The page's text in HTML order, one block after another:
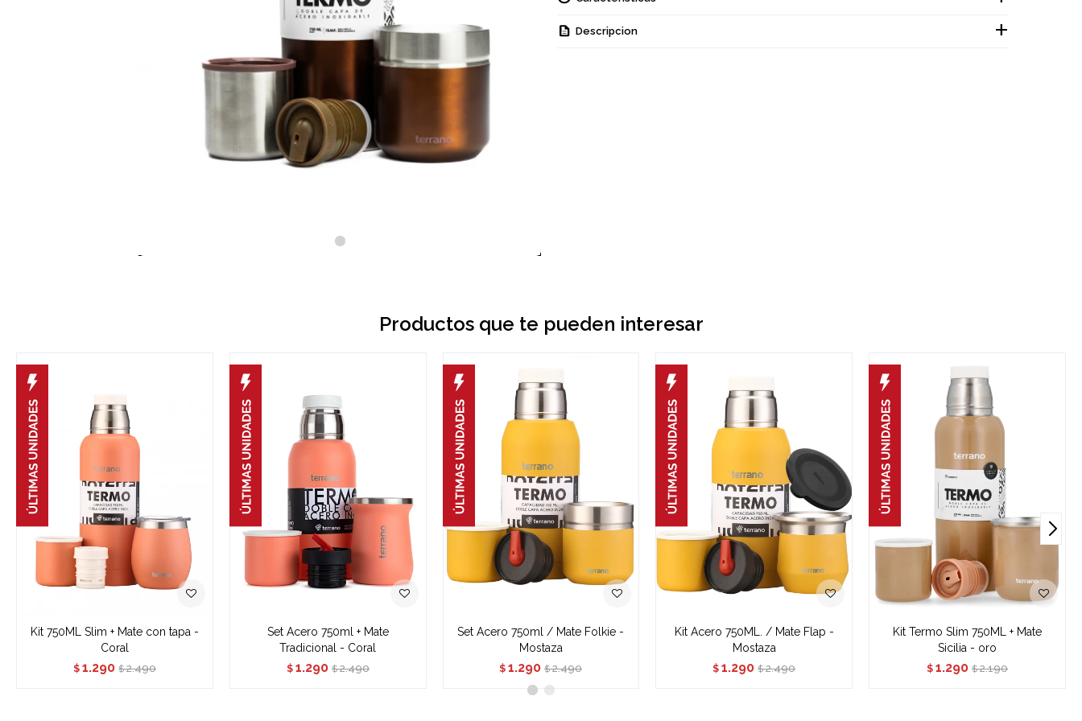
Descripcion
Productos que te pueden interesar
Kit 750ML Slim + Mate con tapa -
Coral
$ 1.290 $ 2.490
Set Acero 750ml + Mate
Tradicional - Coral
$ 1.290 $ 2.490
Set Acero 750ml / Mate Folkie -
Mostaza
$ 1.290 $ 2.490
Kit Acero 750ML. / Mate Flap -
Mostaza
$ 1.290 $ 2.490
Kit Termo Slim 750ML + Mate
Sicilia - oro
$ 1.290 $ 2.190